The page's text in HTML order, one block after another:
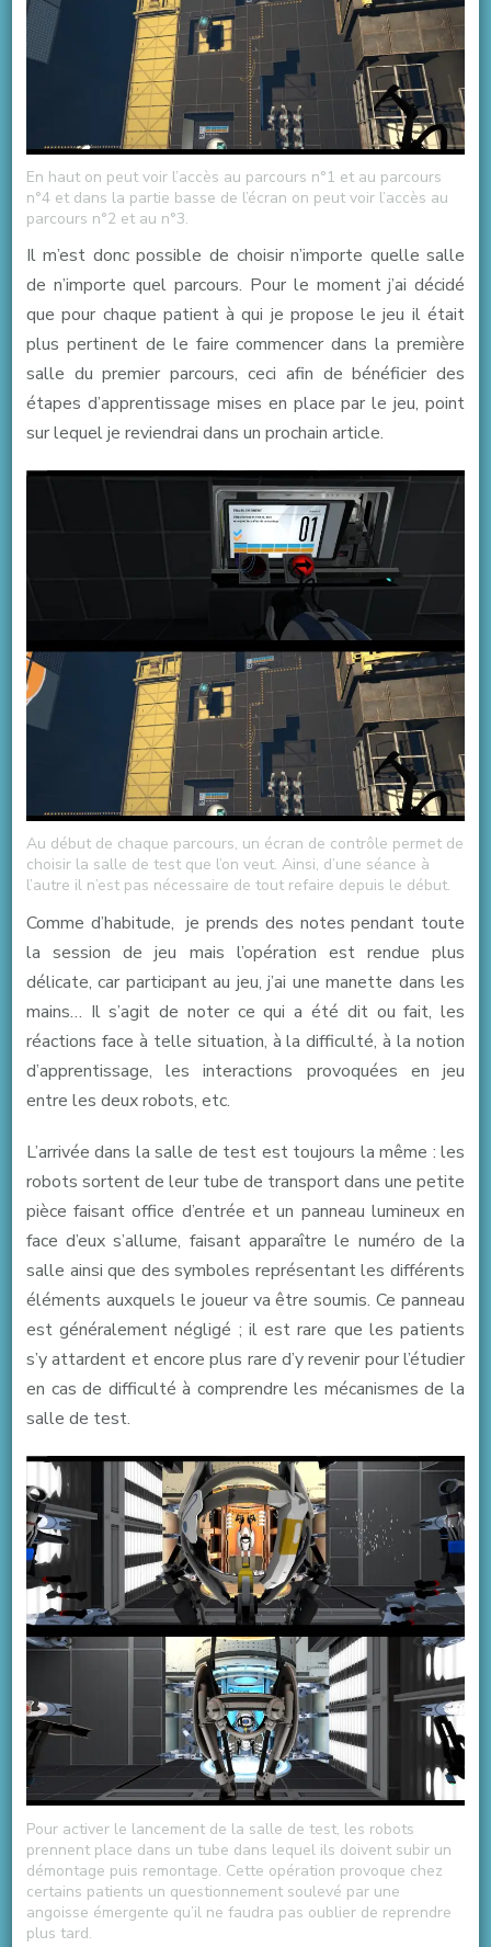
En haut on peut voir l’accès au parcours n°1 et au parcours
n°4 et dans la partie basse de l’écran on peut voir l’accès au
parcours n°2 et au n°3.
Il m’est donc possible de choisir n’importe quelle salle
de n’importe quel parcours. Pour le moment j’ai décidé
que pour chaque patient à qui je propose le jeu il était
plus pertinent de le faire commencer dans la première
salle du premier parcours, ceci afin de bénéficier des
étapes d’apprentissage mises en place par le jeu, point
sur lequel je reviendrai dans un prochain article.
Au début de chaque parcours, un écran de contrôle permet de
choisir la salle de test que l’on veut. Ainsi, d’une séance à
l’autre il n’est pas nécessaire de tout refaire depuis le début.
Comme d’habitude, je prends des notes pendant toute
la session de jeu mais l’opération est rendue plus
délicate, car participant au jeu, j’ai une manette dans les
mains… Il s’agit de noter ce qui a été dit ou fait, les
réactions face à telle situation, à la difficulté, à la notion
d’apprentissage, les interactions provoquées en jeu
entre les deux robots, etc.
L’arrivée dans la salle de test est toujours la même : les
robots sortent de leur tube de transport dans une petite
pièce faisant office d’entrée et un panneau lumineux en
face d’eux s’allume, faisant apparaître le numéro de la
salle ainsi que des symboles représentant les différents
éléments auxquels le joueur va être soumis. Ce panneau
est généralement négligé ; il est rare que les patients
s’y attardent et encore plus rare d’y revenir pour l’étudier
en cas de difficulté à comprendre les mécanismes de la
salle de test.
Pour activer le lancement de la salle de test, les robots
prennent place dans un tube dans lequel ils doivent subir un
démontage puis remontage. Cette opération provoque chez
certains patients un questionnement soulevé par une
angoisse émergente qu’il ne faudra pas oublier de reprendre
plus tard.